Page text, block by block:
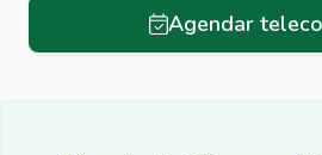
Agendar